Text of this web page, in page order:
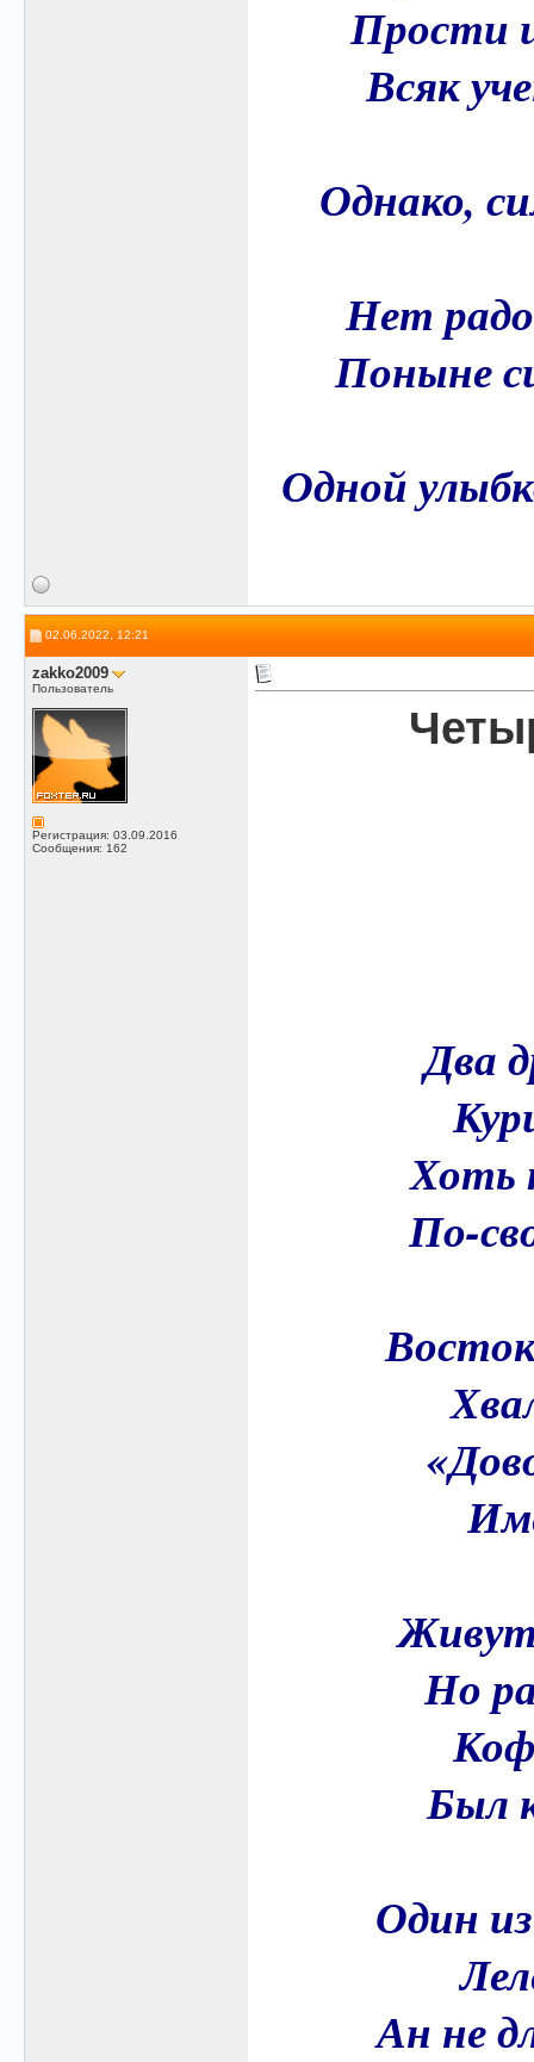
Прости
Всяк
Однако,
Нет
Поныне
Одной
02.06.2022, 12:21
zakko2009
Пользователь
Регистрация: 03.09.2016
Сообщения: 162
Два
Хоть
По-
Живут
Но
Был
Один
Ан не